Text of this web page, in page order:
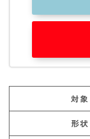
対象
形状